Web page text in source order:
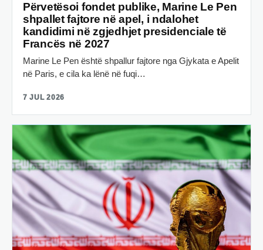
Përvetësoi fondet publike, Marine Le Pen
shpallet fajtore në apel, i ndalohet
kandidimi në zgjedhjet presidenciale të
Francës në 2027
Marine Le Pen është shpallur fajtore nga Gjykata e Apelit
në Paris, e cila ka lënë në fuqi…
7 JUL 2026